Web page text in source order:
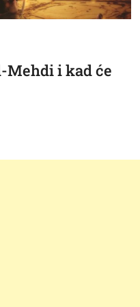
Mehdi i kad će